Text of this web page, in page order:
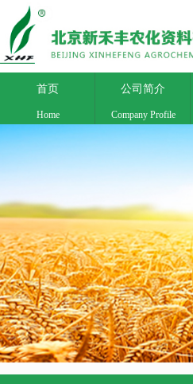
首页 公司简介
Home Company Profile